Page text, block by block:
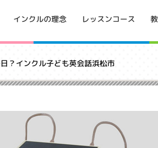
インクルの理念 レッスンコース
？インクル子ども英会話浜松市